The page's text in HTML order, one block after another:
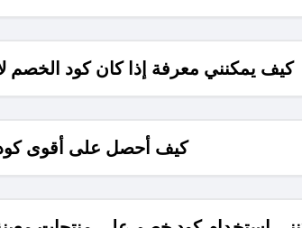
كيف يمكنني معرفة إذا كان كود الخصم
كيف أحصل على أقوى